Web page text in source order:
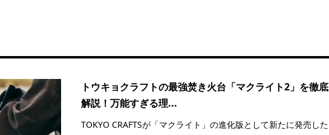
トウキョクラフトの最強焚き火台「マクライト2」を徹底
解説！万能すぎる理...
TOKYO CRAFTSが「マクライト」の進化版として新たに発売した